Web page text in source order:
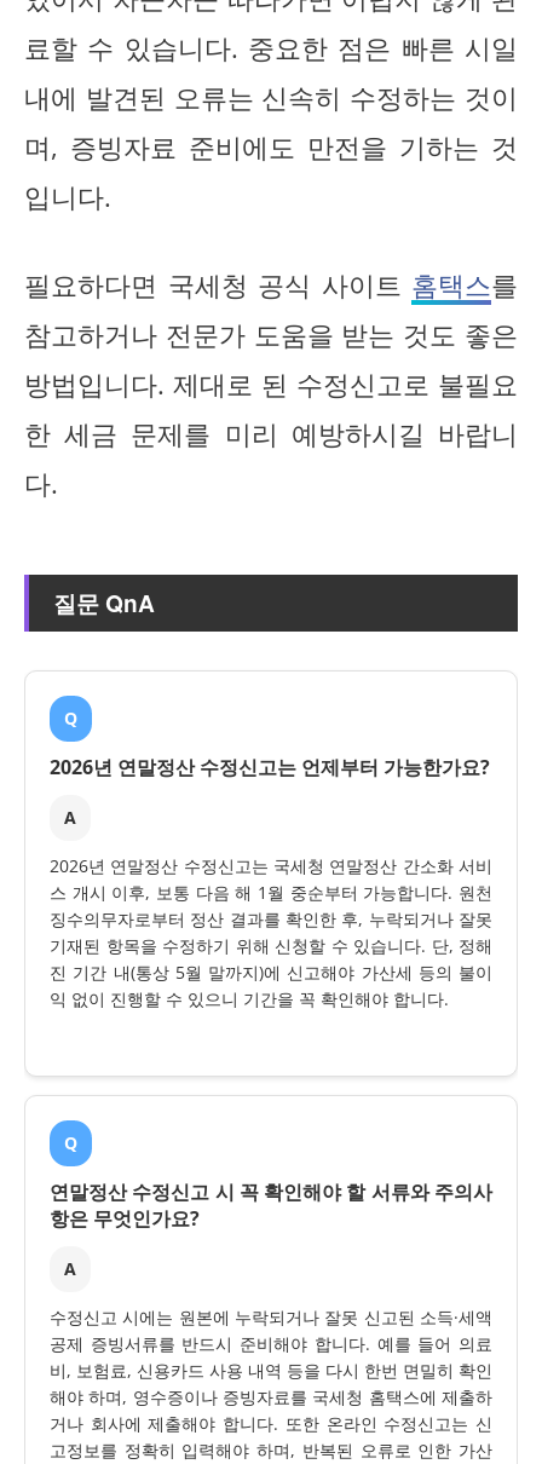
료할 수 있습니다. 중요한 점은 빠른 시일
내에 발견된 오류는 신속히 수정하는 것이
며, 증빙자료 준비에도 만전을 기하는 것
입니다.
필요하다면 국세청 공식 사이트 홈택스를
참고하거나 전문가 도움을 받는 것도 좋은
방법입니다. 제대로 된 수정신고로 불필요
한 세금 문제를 미리 예방하시길 바랍니
다.
질문 QnA
Q
2026년 연말정산 수정신고는 언제부터 가능한가요?
A
2026년 연말정산 수정신고는 국세청 연말정산 간소화 서비
스 개시 이후, 보통 다음 해 1월 중순부터 가능합니다. 원천
징수의무자로부터 정산 결과를 확인한 후, 누락되거나 잘못
기재된 항목을 수정하기 위해 신청할 수 있습니다. 단, 정해
진 기간 내(통상 5월 말까지)에 신고해야 가산세 등의 불이
익 없이 진행할 수 있으니 기간을 꼭 확인해야 합니다.
Q
연말정산 수정신고 시 꼭 확인해야 할 서류와 주의사
항은 무엇인가요?
A
수정신고 시에는 원본에 누락되거나 잘못 신고된 소득·세액
공제 증빙서류를 반드시 준비해야 합니다. 예를 들어 의료
비, 보험료, 신용카드 사용 내역 등을 다시 한번 면밀히 확인
해야 하며, 영수증이나 증빙자료를 국세청 홈택스에 제출하
거나 회사에 제출해야 합니다. 또한 온라인 수정신고는 신
고정보를 정확히 입력해야 하며, 반복된 오류로 인한 가산